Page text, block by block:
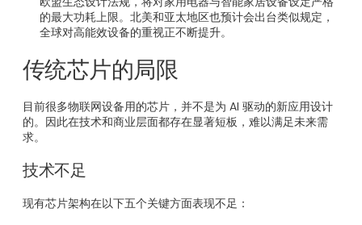
的最大功耗上限。北美和亚太地区也预计会出台类似规定，
全球对高能效设备的重视正不断提升。
传统芯片的局限
目前很多物联网设备用的芯片，并不是为 AI 驱动的新应用设计
的。因此在技术和商业层面都存在显著短板，难以满足未来需
求。
技术不足
现有芯片架构在以下五个关键方面表现不足：